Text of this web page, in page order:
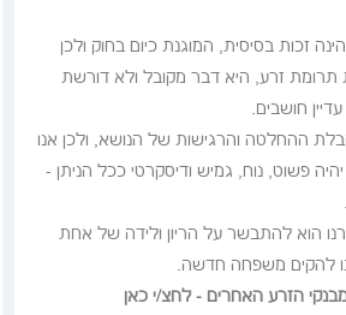
זכות בסיסית, המוגנת כיום בחוק ולכן
תרומת זרע, היא דבר מקובל ולא דורשת
חושבים.
ההחלטה והרגישות של הנושא, ולכן אנו
פשוט, נוח, גמיש ודיסקרטי ככל הניתן -
הוא להתבשר על הריון ולידה של אחת
להקים משפחה חדשה.
הזרע האחרים - לחצ/י כאן